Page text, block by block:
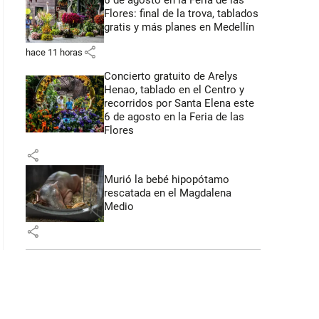
Flores: final de la trova, tablados
gratis y más planes en Medellín
hace 11 horas share
Concierto gratuito de Arelys
Henao, tablado en el Centro y
recorridos por Santa Elena este
6 de agosto en la Feria de las
Flores
share
Murió la bebé hipopótamo
rescatada en el Magdalena
Medio
share